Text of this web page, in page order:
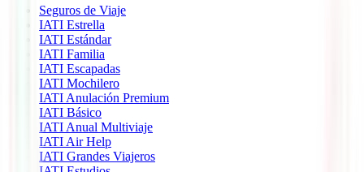
Seguros de Viaje
IATI Estrella
IATI Estándar
IATI Familia
IATI Escapadas
IATI Mochilero
IATI Anulación Premium
IATI Básico
IATI Anual Multiviaje
IATI Air Help
IATI Grandes Viajeros